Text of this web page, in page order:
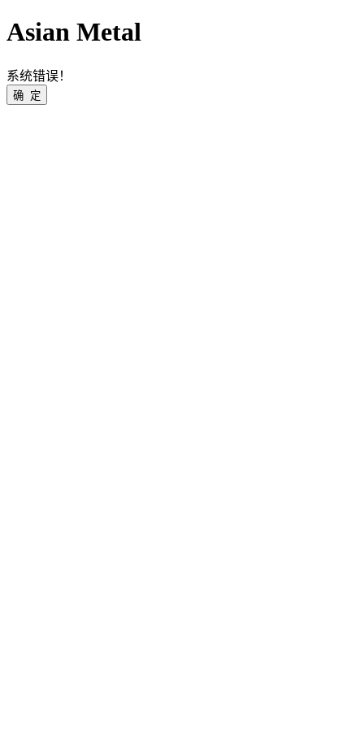
Asian Metal
系统错误！